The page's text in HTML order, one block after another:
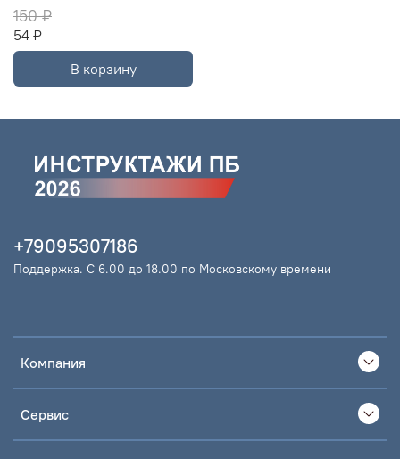
150 ₽
54 ₽
В корзину
Компания
Сервис
+79095307186
Поддержка. С 6.00 до 18.00 по Московскому времени